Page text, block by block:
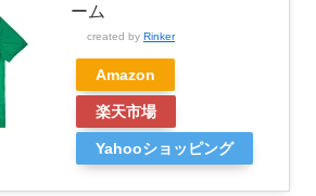
ーム
created by Rinker
Amazon
楽天市場
Yahooショッピング